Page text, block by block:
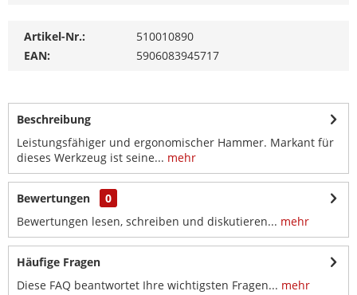
Artikel-Nr.:
510010890
EAN:
5906083945717
Beschreibung
Leistungsfähiger und ergonomischer Hammer. Markant für
dieses Werkzeug ist seine... mehr
Bewertungen
0
Bewertungen lesen, schreiben und diskutieren... mehr
Häufige Fragen
Diese FAQ beantwortet Ihre wichtigsten Fragen... mehr